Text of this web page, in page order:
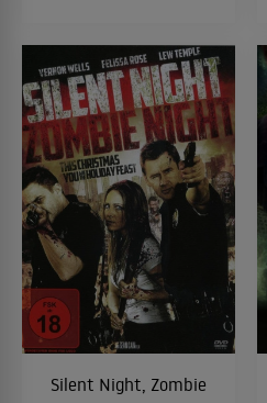
Silent Night, Zombie